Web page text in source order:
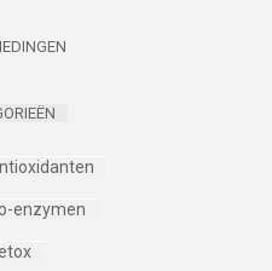
enzymen